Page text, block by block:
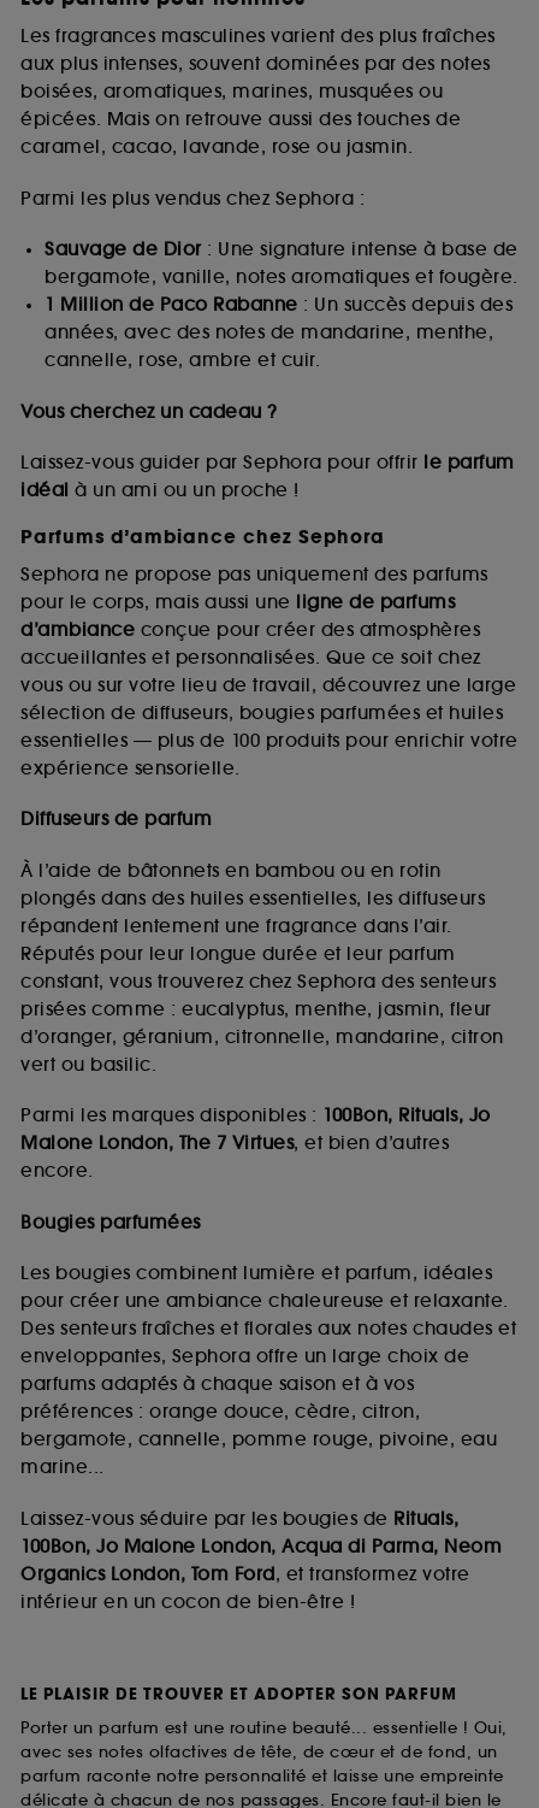
Les fragrances masculines varient des plus fraîches
aux plus intenses, souvent dominées par des notes
boisées, aromatiques, marines, musquées ou
épicées. Mais on retrouve aussi des touches de
caramel, cacao, lavande, rose ou jasmin.
Parmi les plus vendus chez Sephora :
Sauvage de Dior: Une signature intense à base de
bergamote, vanille, notes aromatiques et fougère.
1 Million de Paco Rabanne : Un succès depuis des
années, avec des notes de mandarine, menthe,
cannelle, rose, ambre et cuir.
Vous cherchez un cadeau ?
Laissez-vous guider par Sephora pour offrir le parfum
idéal à un ami ou un proche !
Parfums d’ambiance chez Sephora
Sephora ne propose pas uniquement des parfums
pour le corps, mais aussi une ligne de parfums
d’ambiance conçue pour créer des atmosphères
accueillantes et personnalisées. Que ce soit chez
vous ou sur votre lieu de travail, découvrez une large
sélection de diffuseurs, bougies parfumées et huiles
essentielles — plus de 100 produits pour enrichir votre
expérience sensorielle.
Diffuseurs de parfum
À l’aide de bâtonnets en bambou ou en rotin
plongés dans des huiles essentielles, les diffuseurs
répandent lentement une fragrance dans l’air.
Réputés pour leur longue durée et leur parfum
constant, vous trouverez chez Sephora des senteurs
prisées comme : eucalyptus, menthe, jasmin, fleur
d’oranger, géranium, citronnelle, mandarine, citron
vert ou basilic.
Parmi les marques disponibles : 100Bon, Rituals, Jo
Malone London, The 7 Virtues, et bien d’autres
encore.
Bougies parfumées
Les bougies combinent lumière et parfum, idéales
pour créer une ambiance chaleureuse et relaxante.
Des senteurs fraîches et florales aux notes chaudes et
enveloppantes, Sephora offre un large choix de
parfums adaptés à chaque saison et à vos
préférences : orange douce, cèdre, citron,
bergamote, cannelle, pomme rouge, pivoine, eau
marine...
Laissez-vous séduire par les bougies de Rituals,
100Bon, Jo Malone London, Acqua di Parma, Neom
Organics London, Tom Ford, et transformez votre
intérieur en un cocon de bien-être !
LE PLAISIR DE TROUVER ET ADOPTER SON PARFUM
Porter un parfum est une routine beauté... essentielle ! Oui,
avec ses notes olfactives de tête, de cœur et de fond, un
parfum raconte notre personnalité et laisse une empreinte
délicate à chacun de nos passages. Encore faut-il bien le